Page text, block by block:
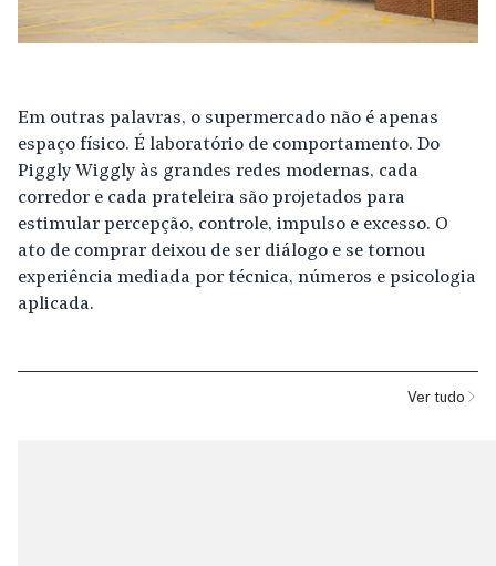
Em outras palavras, o supermercado não é apenas
espaço físico. É laboratório de comportamento. Do
Piggly Wiggly às grandes redes modernas, cada
corredor e cada prateleira são projetados para
estimular percepção, controle, impulso e excesso. O
ato de comprar deixou de ser diálogo e se tornou
experiência mediada por técnica, números e psicologia
aplicada.
Ver tudo